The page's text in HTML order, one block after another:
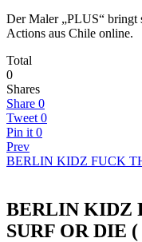
Der Maler „PLUS“ bringt
Actions aus Chile online.
Total
0
Shares
Share 0
Tweet 0
Pin it 0
Prev
BERLIN KIDZ FUCK
BERLIN KIDZ
SURF OR DIE (